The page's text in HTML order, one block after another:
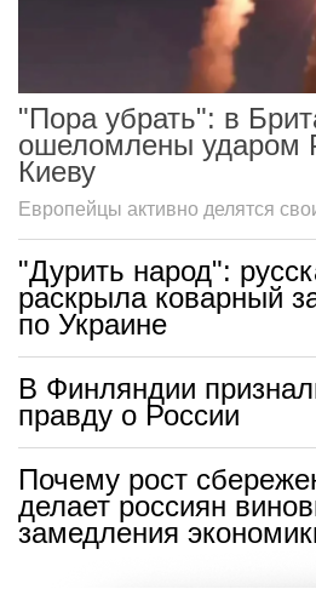
"Пора убрать": в
ошеломлены ударом
Киеву
Европейцы активно делятся
"Дурить народ":
раскрыла коварный
по Украине
В Финляндии
правду о России
Почему рост
делает россиян
замедления